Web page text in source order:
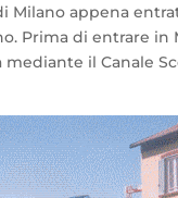
appena
Prima di entrare in
il Canale